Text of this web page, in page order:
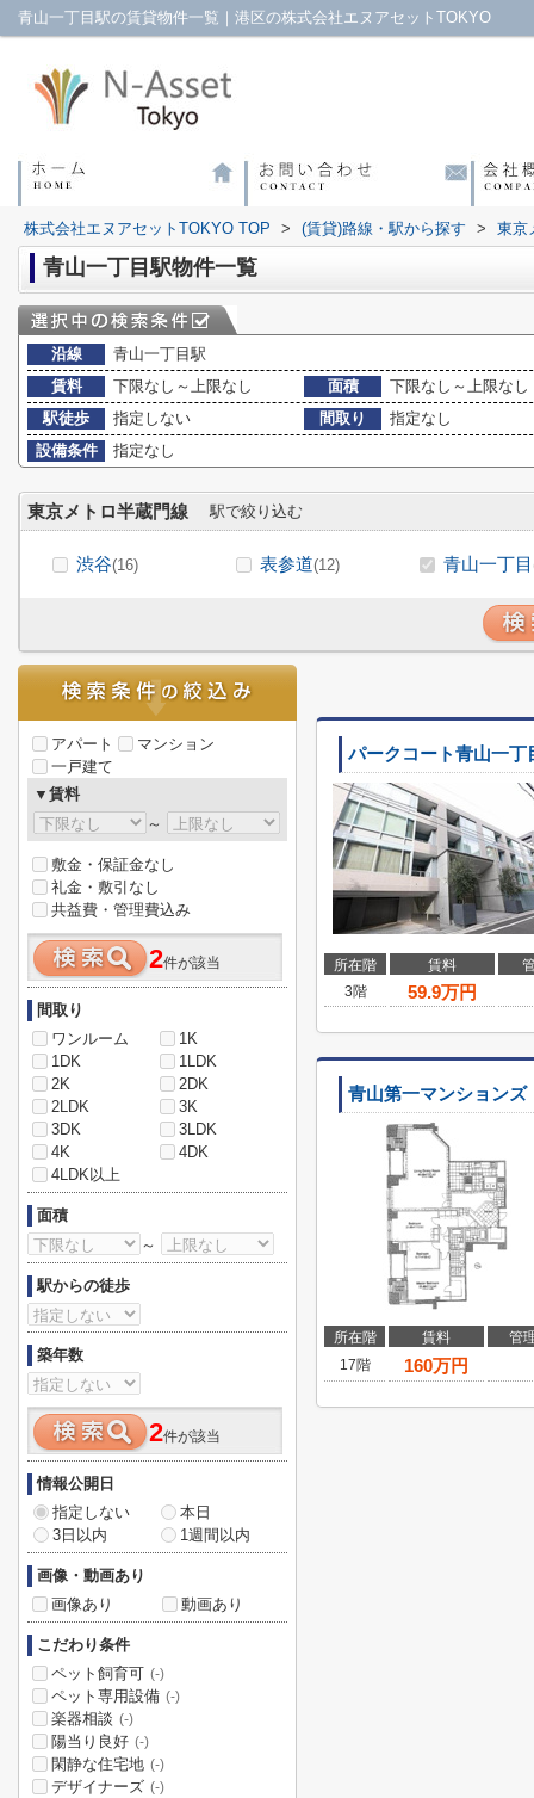
青山一丁目駅の賃貸物件一覧｜港区の株式会社エヌアセットTOKYO
株式会社エヌアセットTOKYO TOP > (賃貸)路線・駅から探す > 東京
青山一丁目駅物件一覧
沿線
青山一丁目駅
賃料
下限なし～上限なし 面積
下限なし～上限なし
駅徒歩
指定しない 間取り
指定なし
設備条件
指定なし
東京メトロ半蔵門線 駅で絞り込む
渋谷(16) 表参道(12) 青山一丁目
パークコート青山一丁
所在階 賃料
3階
59.9万円
青山第一マンションズ
所在階 賃料
管
17階
160万円
アパート
マンション
一戸建て
▼賃料
～
敷金・保証金なし
礼金・敷引なし
共益費・管理費込み
2件が該当
間取り
ワンルーム
1K
1DK
1LDK
2K
2DK
2LDK
3K
3DK
3LDK
4K
4DK
4LDK以上
面積
～
駅からの徒歩
築年数
2件が該当
情報公開日
指定しない
本日
3日以内
1週間以内
画像・動画あり
画像あり
動画あり
こだわり条件
ペット飼育可 (-)
ペット専用設備 (-)
楽器相談 (-)
陽当り良好 (-)
閑静な住宅地 (-)
デザイナーズ (-)